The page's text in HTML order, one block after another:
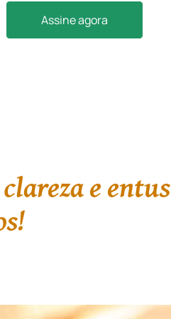
Assine agora
e